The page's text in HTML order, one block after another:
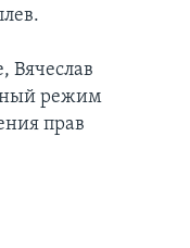
Вячеслав
режим
прав